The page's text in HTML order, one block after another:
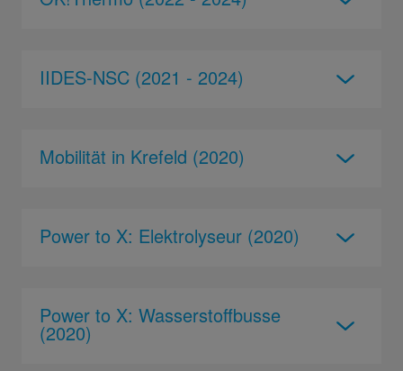
IIDES-NSC (2021 - 2024)
Mobilität in Krefeld (2020)
Power to X: Elektrolyseur (2020)
Power to X: Wasserstoffbusse
(2020)